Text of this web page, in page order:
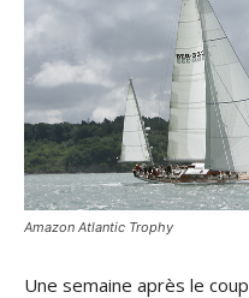
Amazon Atlantic Trophy
Une semaine après le